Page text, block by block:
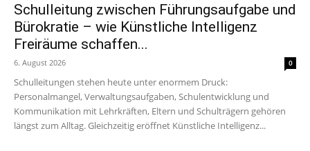
Schulleitung zwischen Führungsaufgabe und
Bürokratie – wie Künstliche Intelligenz
Freiräume schaffen...
6. August 2026 0
Schulleitungen stehen heute unter enormem Druck:
Personalmangel, Verwaltungsaufgaben, Schulentwicklung und
Kommunikation mit Lehrkräften, Eltern und Schulträgern gehören
längst zum Alltag. Gleichzeitig eröffnet Künstliche Intelligenz...